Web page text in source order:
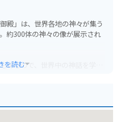
殿」は、世界各地の神々が集う
約300体の神々の像が展示され
あるので、世界中の神話を学ぶ
るため、運転には注意が必要で
を読む